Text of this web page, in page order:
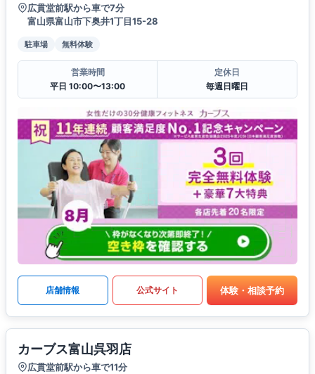
広貫堂前駅から車で7分
富山県富山市下奥井1丁目15-28
駐車場 無料体験
営業時間
平日 10:00〜13:00
定休日
毎週日曜日
店舗情報 公式サイト 体験・相談予約
カーブス富山呉羽店
広貫堂前駅から車で11分